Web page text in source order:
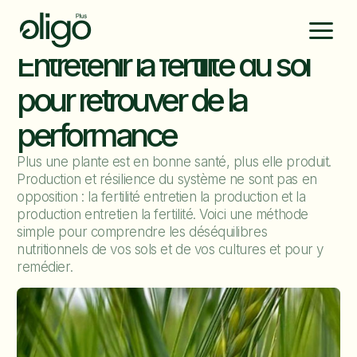
Entretenir la fertilité du sol
pour retrouver de la
performance
Plus une plante est en bonne santé, plus elle produit.
Production et résilience du système ne sont pas en
opposition : la fertilité entretien la production et la
production entretien la fertilité. Voici une méthode
simple pour comprendre les déséquilibres
nutritionnels de vos sols et de vos cultures et pour y
remédier.